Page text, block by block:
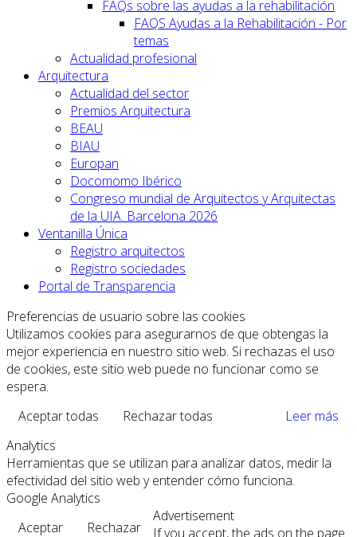
FAQs sobre las ayudas a la rehabilitación
FAQS Ayudas a la Rehabilitación - Por
temas
Actualidad profesional
Arquitectura
Actualidad del sector
Premios Arquitectura
BEAU
BIAU
Europan
Docomomo Ibérico
Congreso mundial de Arquitectos y Arquitectas
de la UIA. Barcelona 2026
Ventanilla Única
Registro arquitectos
Registro sociedades
Portal de Transparencia
Preferencias de usuario sobre las cookies
Utilizamos cookies para asegurarnos de que obtengas la
mejor experiencia en nuestro sitio web. Si rechazas el uso
de cookies, este sitio web puede no funcionar como se
espera.
Aceptar todas
Rechazar todas
Leer más
Analytics
Herramientas que se utilizan para analizar datos, medir la
efectividad del sitio web y entender cómo funciona.
Google Analytics
Aceptar
Rechazar
Advertisement
If you accept, the ads on the page